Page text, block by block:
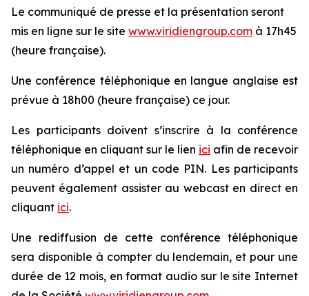
Le communiqué de presse et la présentation seront
mis en ligne sur le site www.viridiengroup.com à 17h45
(heure française).
Une conférence téléphonique en langue anglaise est
prévue à 18h00 (heure française) ce jour.
Les participants doivent s’inscrire à la conférence
téléphonique en cliquant sur le lien ici afin de recevoir
un numéro d’appel et un code PIN. Les participants
peuvent également assister au webcast en direct en
cliquant ici.
Une rediffusion de cette conférence téléphonique
sera disponible à compter du lendemain, et pour une
durée de 12 mois, en format audio sur le site Internet